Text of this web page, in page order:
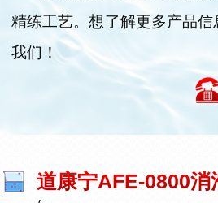
精练工艺。想了解更多产品
我们！
道康宁AFE-0800消